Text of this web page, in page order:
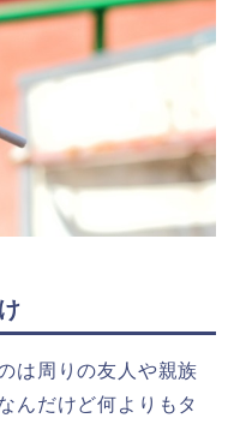
は周りの友人や親族
んだけど何よりもタ